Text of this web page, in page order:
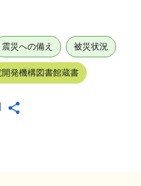
震災への備え 被災状況
発機構図書館蔵書